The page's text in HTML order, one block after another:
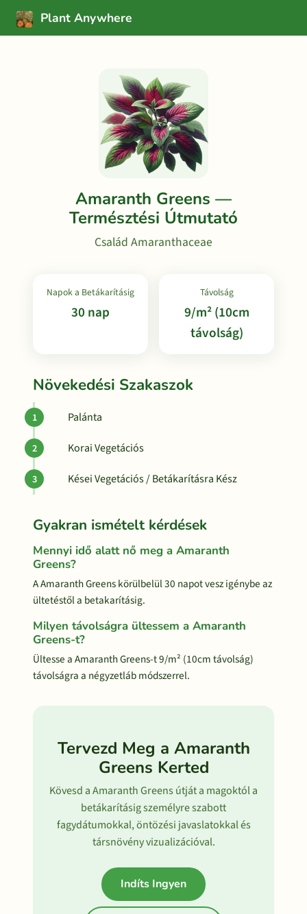
Plant Anywhere
Amaranth Greens —
Természtési Útmutató
Család Amaranthaceae
Napok a Betákarításig
30 nap
Távolság
9/m² (10cm
távolság)
Növekedési Szakaszok
Palánta
Korai Vegetációs
Kései Vegetációs / Betákarításra Kész
Gyakran ismételt kérdések
Mennyi idő alatt nő meg a Amaranth
Greens?
A Amaranth Greens körülbelül 30 napot vesz igénybe az
ültetéstől a betakarításig.
Milyen távolságra ültessem a Amaranth
Greens-t?
Ültesse a Amaranth Greens-t 9/m² (10cm távolság)
távolságra a négyzetláb módszerrel.
Tervezd Meg a Amaranth
Greens Kerted
Kövesd a Amaranth Greens útját a magoktól a
betákarításig személyre szabott
fagydátumokkal, öntözési javaslatokkal és
társnövény vizualizációval.
Indíts Ingyen